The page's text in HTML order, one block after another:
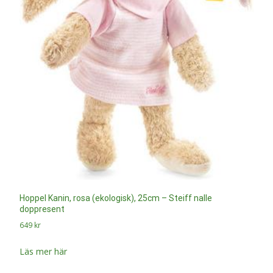
Hoppel Kanin, rosa (ekologisk), 25cm – Steiff nalle
doppresent
649 kr
Läs mer här